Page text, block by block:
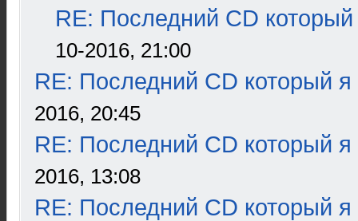
RE: Последний CD который
10-2016, 21:00
RE: Последний CD который я
2016, 20:45
RE: Последний CD который я
2016, 13:08
RE: Последний CD который я